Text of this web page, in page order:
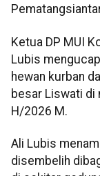
Ketua DP MUI
Lubis
hewan kurban
besar Liswati di
H/2026 M.
Ali Lubis
disembelih